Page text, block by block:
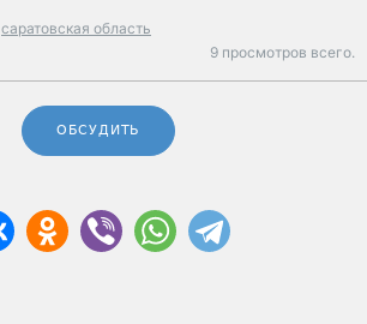
саратовская область
9 просмотров всего.
ОБСУДИТЬ